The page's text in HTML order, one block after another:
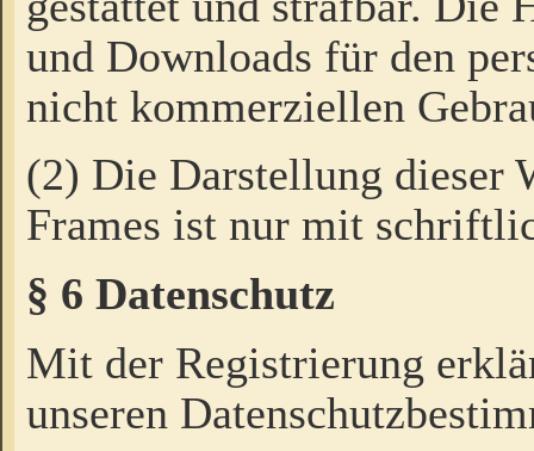
und Downloads für den
nicht kommerziellen
(2) Die Darstellung dieser
Frames ist nur mit
§ 6 Datenschutz
Mit der Registrierung
unseren